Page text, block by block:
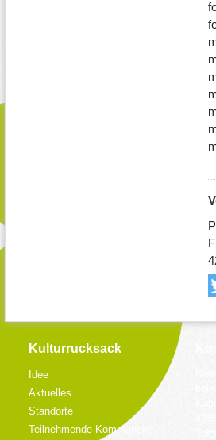
Kulturrucksack
Idee
Aktuelles
Standorte
Teilnehmende Kommunen